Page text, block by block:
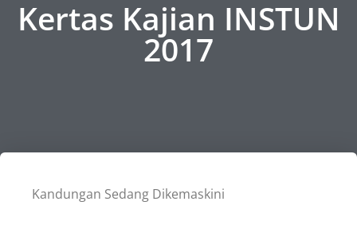
Kertas Kajian INSTUN
2017
Kandungan Sedang Dikemaskini